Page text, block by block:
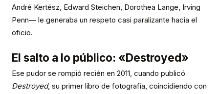
André Kertész, Edward Steichen, Dorothea Lange, Irving
Penn— le generaba un respeto casi paralizante hacia el
oficio.
El salto a lo público: «Destroyed»
Ese pudor se rompió recién en 2011, cuando publicó
Destroyed, su primer libro de fotografía, coincidiendo con